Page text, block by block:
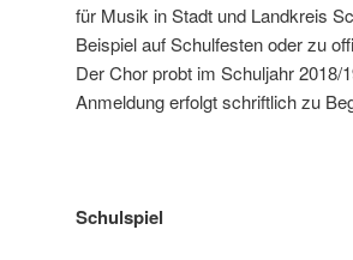
für Musik in Stadt und Landkreis
Beispiel auf Schulfesten oder zu
Der Chor probt im Schuljahr
Anmeldung erfolgt schriftlich zu
Schulspiel